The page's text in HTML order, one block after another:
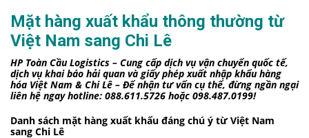
Mặt hàng xuất khẩu thông thường từ
Việt Nam sang Chi Lê
HP Toàn Cầu Logistics – Cung cấp dịch vụ vận chuyển quốc tế,
dịch vụ khai báo hải quan và giấy phép xuất nhập khẩu hàng
hóa Việt Nam & Chi Lê – Để nhận tư vấn cụ thể, đừng ngần ngại
liên hệ ngay hotline: 088.611.5726 hoặc 098.487.0199!
Danh sách mặt hàng xuất khẩu đáng chú ý từ Việt Nam
sang Chi Lê